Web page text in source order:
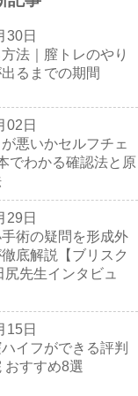
30日
法｜膣トレのやり
るまでの期間
02日
悪いかセルフチェ
でわかる確認法と原
29日
術の疑問を形成外
底解説【ブリスク
尻先生インタビュ
15日
イフができる評判
おすすめ8選